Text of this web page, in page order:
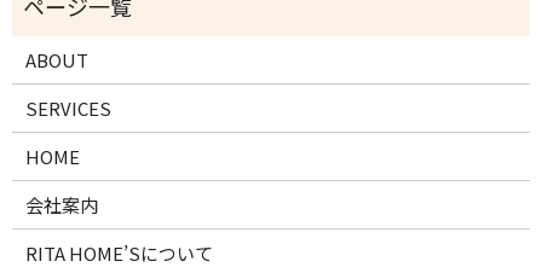
ABOUT
SERVICES
HOME
会社案内
RITA HOME’Sについて